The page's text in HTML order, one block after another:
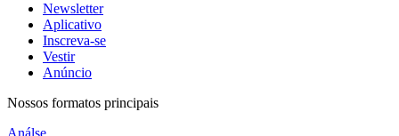
Newsletter
Aplicativo
Inscreva-se
Vestir
Anúncio
Nossos formatos principais
Análse